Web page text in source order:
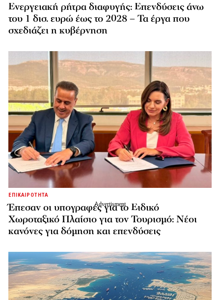
Ενεργειακή ρήτρα διαφυγής: Επενδύσεις άνω
του 1 δισ. ευρώ έως το 2028 – Τα έργα που
σχεδιάζει η κυβέρνηση
ΕΠΙΚΑΙΡΟΤΗΤΑ
Έπεσαν οι υπογραφές για το Ειδικό
Χωροταξικό Πλαίσιο για τον Τουρισμό: Νέοι
κανόνες για δόμηση και επενδύσεις